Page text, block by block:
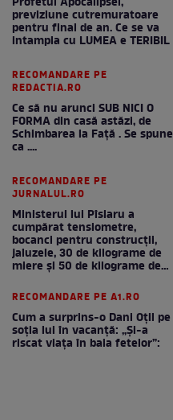
previziune cutremuratoare
pentru final de an. Ce se va
intampla cu LUMEA e TERIBIL
RECOMANDARE PE
REDACTIA.RO
Ce să nu arunci SUB NICI O
FORMA din casă astăzi, de
Schimbarea la Față . Se spune
ca ....
RECOMANDARE PE
JURNALUL.RO
Ministerul lui Pîslaru a
cumpărat tensiometre,
bocanci pentru construcții,
jaluzele, 30 de kilograme de
miere și 50 de kilograme de
RECOMANDARE PE A1.RO
Cum a surprins-o Dani Oțil pe
soția lui în vacanță: „Și-a
riscat viața în baia fetelor”: